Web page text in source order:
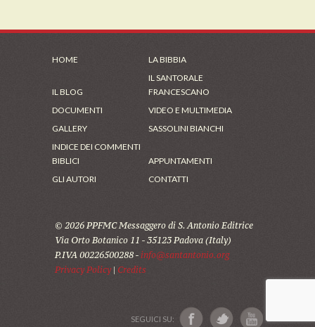
HOME LA BIBBIA
IL BLOG
IL SANTORALE
FRANCESCANO
DOCUMENTI
VIDEO E MULTIMEDIA
GALLERY
SASSOLINI BIANCHI
INDICE DEI COMMENTI
BIBLICI
APPUNTAMENTI
GLI AUTORI
CONTATTI
© 2026 PPFMC Messaggero di S. Antonio Editrice
Via Orto Botanico 11 - 35123 Padova (Italy)
P.IVA 00226500288 - info@santantonio.org
Privacy Policy| Credits
SEGUICI SU: